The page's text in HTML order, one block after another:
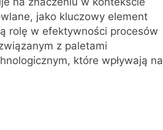
jako kluczowy element
rolę w efektywności procesów
z paletami
które wpływają na